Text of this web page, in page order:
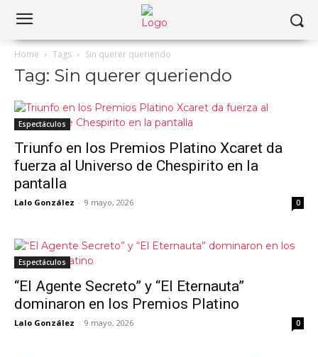
Home Tags Sin querer queriendo
Tag: Sin querer queriendo
Espectáculos
Triunfo en los Premios Platino Xcaret da
fuerza al Universo de Chespirito en la
pantalla
Lalo González - 9 mayo, 2026 0
Espectáculos
“El Agente Secreto” y “El Eternauta”
dominaron en los Premios Platino
Lalo González - 9 mayo, 2026 0